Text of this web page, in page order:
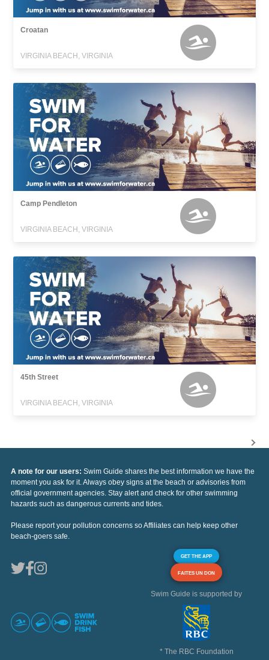
Croatan
VIRGINIA BEACH, VIRGINIA
Camp Pendleton
VIRGINIA BEACH, VIRGINIA
45th Street
VIRGINIA BEACH, VIRGINIA
A note for our users: Swim Guide shares the best information we have the
moment you ask for it. Always obey signs at the beach or advisories from
official government agencies. Stay alert and check for other swimming
hazards such as dangerous currents and tides.
Please report your pollution concerns so Affiliates can help keep other
beach-goers safe.
GET THE APP
FAITES UN DON
Swim Guide is supported by
* The RBC Foundation